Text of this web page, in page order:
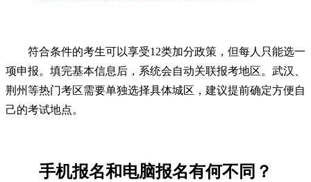
符合条件的考生可以享受12类加分政策，但每人只能选一
项申报。填完基本信息后，系统会自动关联报考地区。武汉、
荆州等热门考区需要单独选择具体城区，建议提前确定方便自
己的考试地点。
手机报名和电脑报名有何不同？